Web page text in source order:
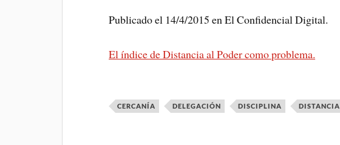
Publicado el 14/4/2015 en El Confidencial Digital.
El índice de Distancia al Poder como problema.
CERCANÍA DELEGACIÓN DISCIPLINA DISTANCIA